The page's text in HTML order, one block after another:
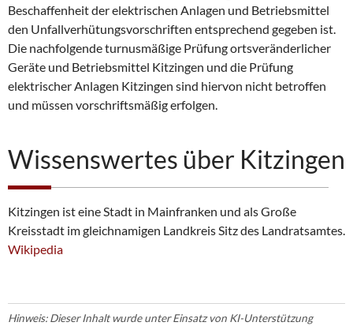
Beschaffenheit der elektrischen Anlagen und Betriebsmittel
den Unfallverhütungsvorschriften entsprechend gegeben ist.
Die nachfolgende turnusmäßige Prüfung ortsveränderlicher
Geräte und Betriebsmittel Kitzingen und die Prüfung
elektrischer Anlagen Kitzingen sind hiervon nicht betroffen
und müssen vorschriftsmäßig erfolgen.
Wissenswertes über Kitzingen
Kitzingen ist eine Stadt in Mainfranken und als Große
Kreisstadt im gleichnamigen Landkreis Sitz des Landratsamtes.
Wikipedia
Hinweis: Dieser Inhalt wurde unter Einsatz von KI-Unterstützung